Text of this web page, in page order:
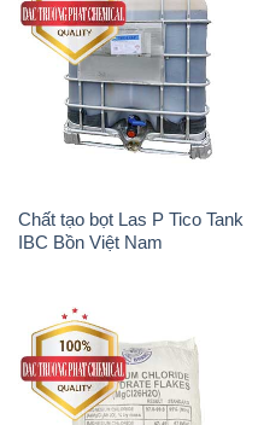
Chất tạo bọt Las P Tico Tank
IBC Bồn Việt Nam